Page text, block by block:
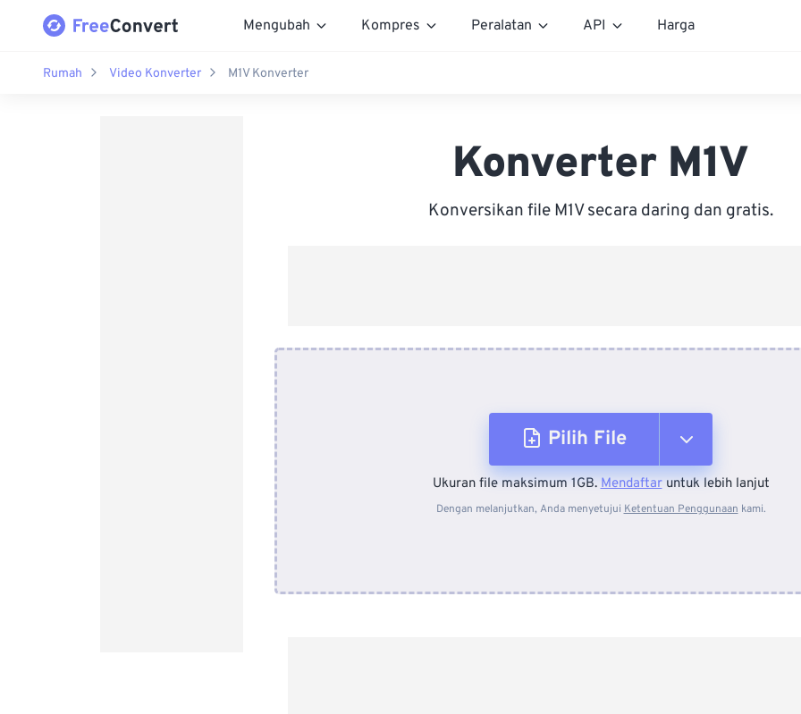
Mengubah Kompres Peralatan API Harga
Rumah Video Konverter M1V Konverter
Konverter M1V
Konversikan file M1V secara daring dan gratis.
Pilih File
Dari Perangkat
Ukuran file maksimum 1GB.Mendaftaruntuk lebih lanjut
Dengan melanjutkan, Anda menyetujui Ketentuan Penggunaan kami.